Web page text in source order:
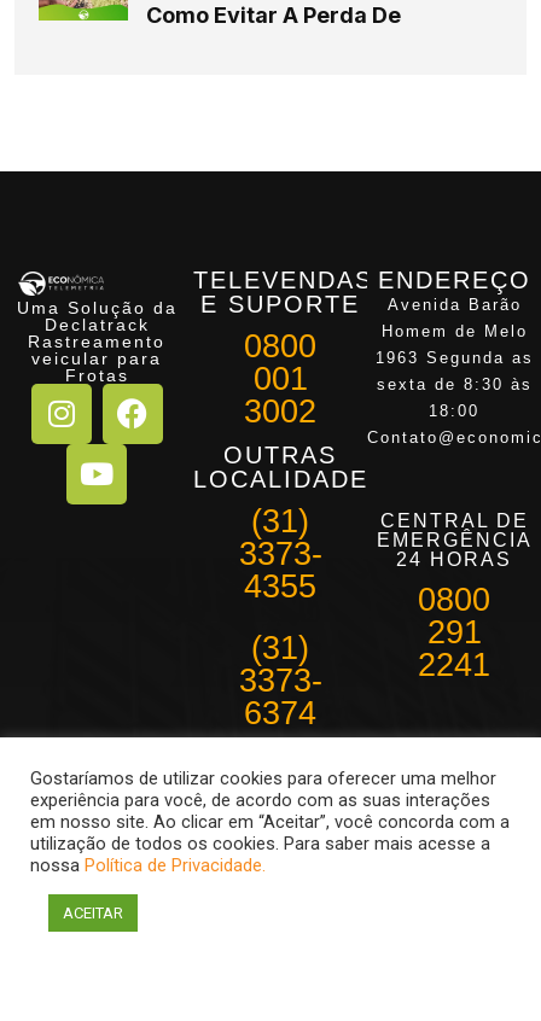
Como Evitar A Perda De
Uma Solução da
Declatrack
Rastreamento
veicular para
Frotas
TELEVENDAS
E SUPORTE
0800
001
3002
OUTRAS
LOCALIDADES
(31)
3373-
4355
(31)
3373-
6374
região
metropolitana
Atendimento de
08:30 as 18hs
ENDEREÇO
Avenida Barão
Homem de Melo
1963 Segunda as
sexta de 8:30 às
18:00
CENTRAL DE
EMERGÊNCIA
24 HORAS
0800
291
2241
Gostaríamos de utilizar cookies para oferecer uma melhor
experiência para você, de acordo com as suas interações
em nosso site. Ao clicar em “Aceitar”, você concorda com a
utilização de todos os cookies. Para saber mais acesse a
nossa Política de Privacidade.
ACEITAR